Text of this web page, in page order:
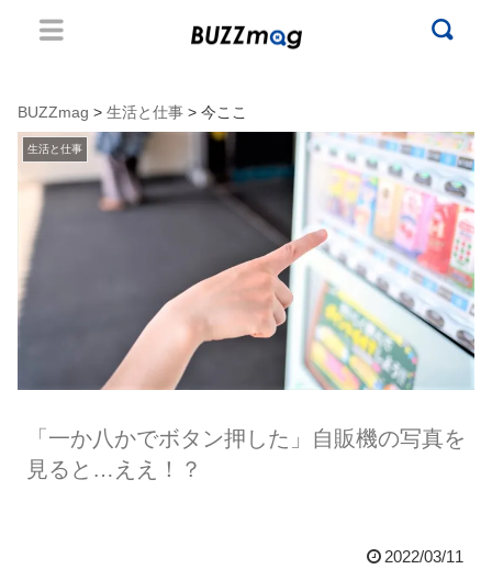
BUZZmag > 生活と仕事 > 今ここ
生活と仕事
「一か八かでボタン押した」自販機の写真を
見ると…ええ！？
2022/03/11